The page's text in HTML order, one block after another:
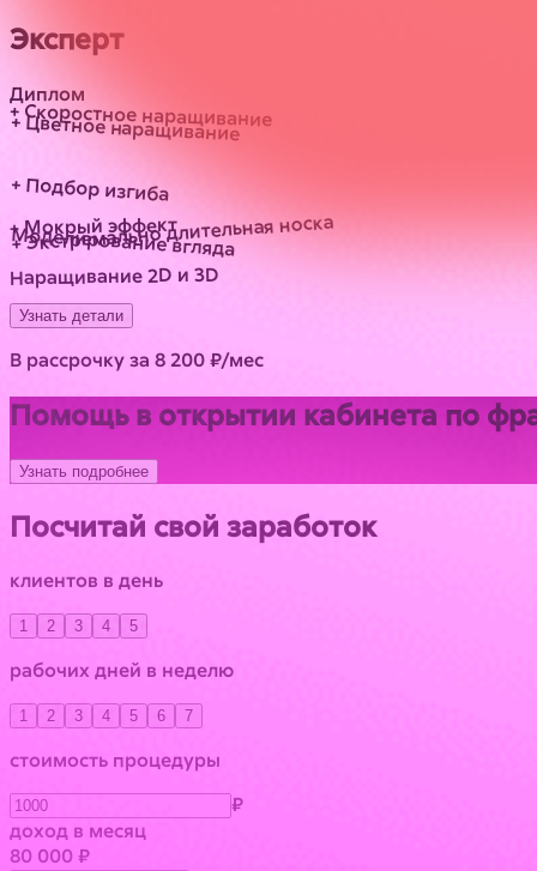
Эксперт
Диплом
+ Скоростное наращивание
+ Цветное наращивание
+ Экстремально длительная носка
+ Мокрый эффект
+ Подбор изгиба
Наращивание 2D и 3D
Моделирование вгляда
Узнать детали
В рассрочку за 8 200 ₽/мес
Помощь в открытии кабинета по
Узнать подробнее
Посчитай свой заработок
клиентов в день
1 2 3 4 5
рабочих дней в неделю
1 2 3 4 5 6 7
стоимость процедуры
₽
доход в месяц
80 000 ₽